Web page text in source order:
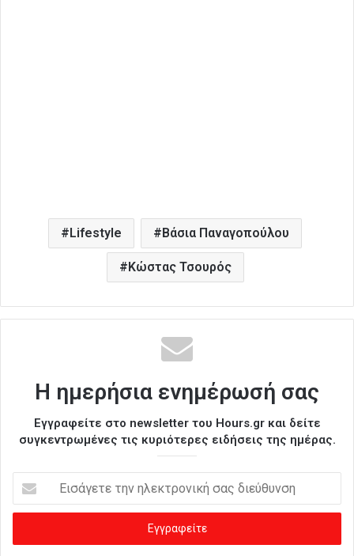
Lifestyle Βάσια Παναγοπούλου
Κώστας Τσουρός
Η ημερήσια ενημέρωσή σας
Εγγραφείτε στο newsletter του Hours.gr και δείτε
συγκεντρωμένες τις κυριότερες ειδήσεις της ημέρας.
σ
γ